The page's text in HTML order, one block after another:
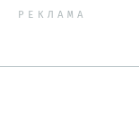
РЕКЛАМА